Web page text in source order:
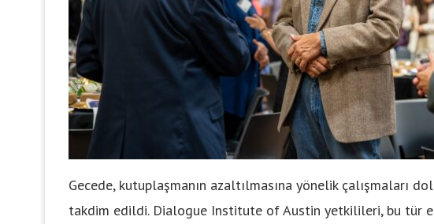
Gecede, kutuplaşmanın azaltılmasına yönelik çalışmaları
takdim edildi. Dialogue Institute of Austin yetkilileri, bu tür